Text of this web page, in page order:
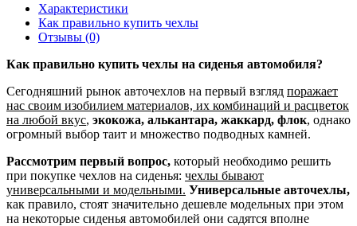
Характеристики
Как правильно купить чехлы
Отзывы (0)
Как правильно купить чехлы на сиденья автомобиля?
Сегодняшний рынок авточехлов на первый взгляд поражает
нас своим изобилием материалов, их комбинаций и расцветок
на любой вкус, экокожа, алькантара, жаккард, флок, однако
огромный выбор таит и множество подводных камней.
Рассмотрим первый вопрос, который необходимо решить
при покупке чехлов на сиденья: чехлы бывают
универсальными и модельными. Универсальные авточехлы,
как правило, стоят значительно дешевле модельных при этом
на некоторые сиденья автомобилей они садятся вполне